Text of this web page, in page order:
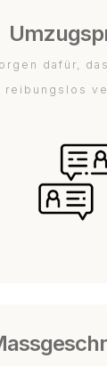
dafür,
reibungslos